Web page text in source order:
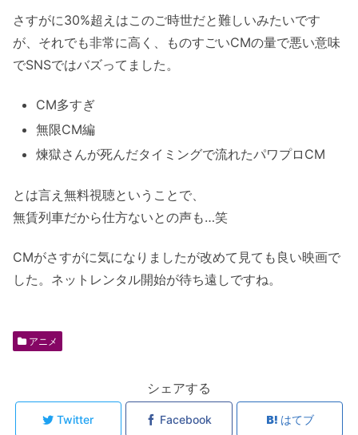
さすがに30%超えはこのご時世だと難しいみたいです
が、それでも非常に高く、ものすごいCMの量で悪い意味
でSNSではバズってました。
CM多すぎ
無限CM編
煉獄さんが死んだタイミングで流れたパワプロCM
とは言え無料視聴ということで、
無賃列車だから仕方ないとの声も…笑
CMがさすがに気になりましたが改めて見ても良い映画で
した。ネットレンタル開始が待ち遠しですね。
アニメ
シェアする
Twitter Facebook はてブ